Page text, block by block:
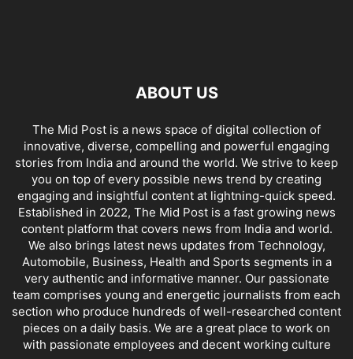
ABOUT US
The Mid Post is a news space of digital collection of
innovative, diverse, compelling and powerful engaging
stories from India and around the world. We strive to keep
you on top of every possible news trend by creating
engaging and insightful content at lightning-quick speed.
Established in 2022, The Mid Post is a fast growing news
content platform that covers news from India and world.
We also brings latest news updates from Technology,
Automobile, Business, Health and Sports segments in a
very authentic and informative manner. Our passionate
team comprises young and energetic journalists from each
section who produce hundreds of well-researched content
pieces on a daily basis. We are a great place to work on
with passionate employees and decent working culture